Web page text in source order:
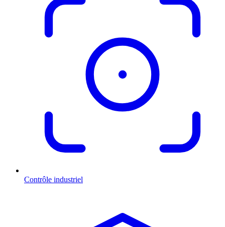
Contrôle industriel